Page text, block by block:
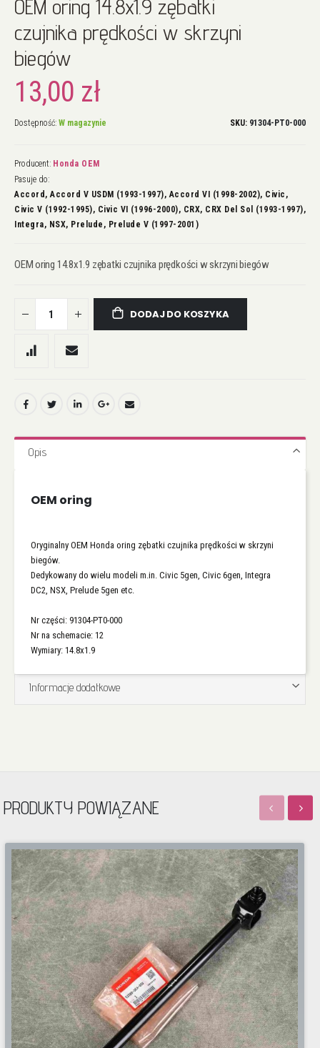
początek
galerii
OEM oring 14.8x1.9 zębatki
czujnika prędkości w skrzyni
biegów
13,00 zł
Dostępność: W magazynie SKU 91304-PT0-000
Producent: Honda OEM
Pasuje do:
Accord, Accord V USDM (1993-1997), Accord VI (1998-2002), Civic,
Civic V (1992-1995), Civic VI (1996-2000), CRX, CRX Del Sol (1993-1997),
Integra, NSX, Prelude, Prelude V (1997-2001)
OEM oring 14.8x1.9 zębatki czujnika prędkości w skrzyni biegów
DODAJ DO KOSZYKA
Opis
OEM oring
Oryginalny OEM Honda oring zębatki czujnika prędkości w skrzyni
biegów.
Dedykowany do wielu modeli m.in. Civic 5gen, Civic 6gen, Integra
DC2, NSX, Prelude 5gen etc.
Nr części: 91304-PT0-000
Nr na schemacie: 12
Wymiary: 14.8x1.9
Informacje dodatkowe
PRODUKTY POWIĄZANE